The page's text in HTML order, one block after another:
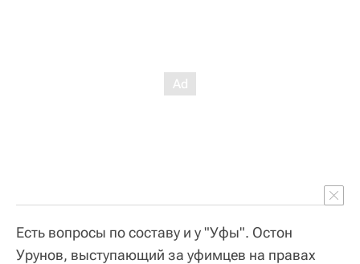
Есть вопросы по составу и у "Уфы". Остон
Урунов, выступающий за уфимцев на правах